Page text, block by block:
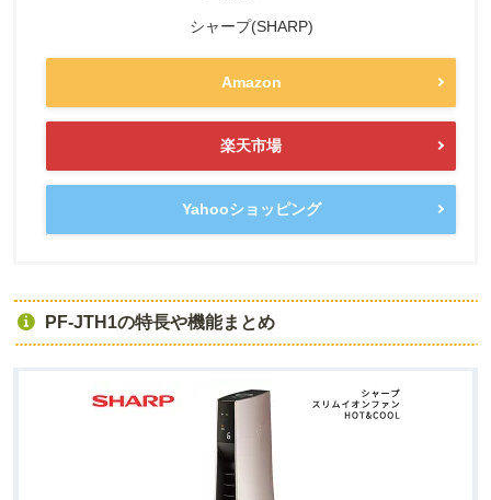
シャープ(SHARP)
Amazon
楽天市場
Yahooショッピング
PF-JTH1の特長や機能まとめ